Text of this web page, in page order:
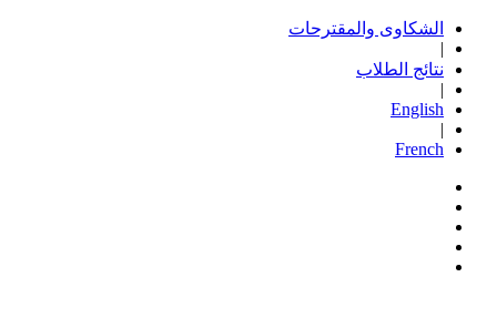
الشكاوى والمقترحات
|
نتائج الطلاب
|
English
|
French